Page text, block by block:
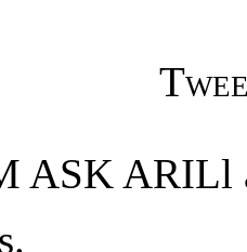
ASK ARILl